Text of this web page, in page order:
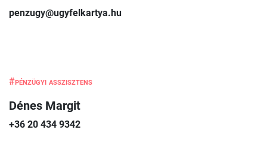
penzugy@ugyfelkartya.hu
#pénzügyi asszisztens
Dénes Margit
+36 20 434 9342